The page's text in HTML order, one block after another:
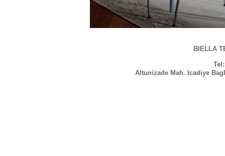
BIELLA
Altunizade Mah. Icadiye